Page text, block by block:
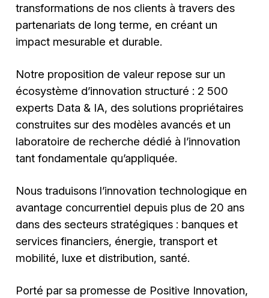
transformations de nos clients à travers des
partenariats de long terme, en créant un
impact mesurable et durable.
Notre proposition de valeur repose sur un
écosystème d’innovation structuré : 2 500
experts Data & IA, des solutions propriétaires
construites sur des modèles avancés et un
laboratoire de recherche dédié à l’innovation
tant fondamentale qu’appliquée.
Nous traduisons l’innovation technologique en
avantage concurrentiel depuis plus de 20 ans
dans des secteurs stratégiques : banques et
services financiers, énergie, transport et
mobilité, luxe et distribution, santé.
Porté par sa promesse de Positive Innovation,